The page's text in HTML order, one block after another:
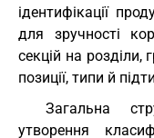
ідентифікації
для зручності
секцій на розділи,
позиції, типи й
Загальна
утворення